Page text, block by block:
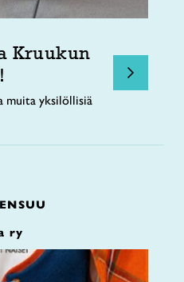
Kruukun
muita yksilöllisiä
ry